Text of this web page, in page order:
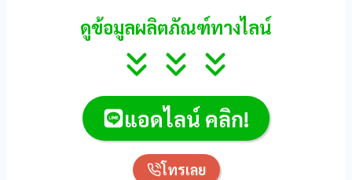
ดูข้อมูลผลิตภัณฑ์ทางไลน์
แอดไลน์ คลิก!
โทรเลย